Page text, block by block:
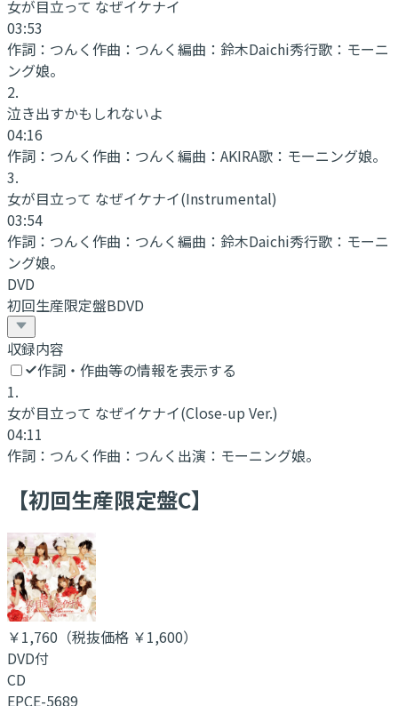
女が目立って なぜイケナイ
03:53
作詞： つんく作曲： つんく編曲： 鈴木Daichi秀行歌： モーニ
ング娘。
2.
泣き出すかもしれないよ
04:16
作詞： つんく作曲： つんく編曲： AKIRA歌： モーニング娘。
3.
女が目立って なぜイケナイ(Instrumental)
03:54
作詞： つんく作曲： つんく編曲： 鈴木Daichi秀行歌： モーニ
ング娘。
DVD
初回生産限定盤BDVD
収録内容
作詞・作曲等の情報を表示する
1.
女が目立って なぜイケナイ(Close-up Ver.)
04:11
作詞： つんく作曲： つんく 出演： モーニング娘。
【初回生産限定盤C】
￥1,760 （税抜価格 ￥1,600）
DVD付
CD
EPCE-5689